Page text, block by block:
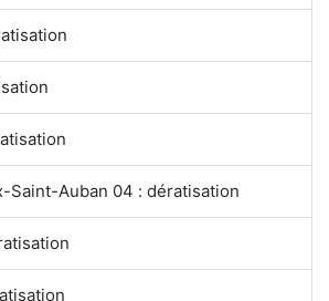
Saint-Auban 04 : dératisation